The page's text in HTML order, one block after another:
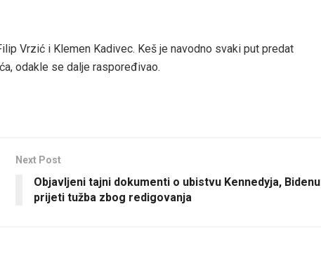
Vrzić i Klemen Kadivec. Keš je navodno svaki put predat
odakle se dalje raspoređivao.
Next Post
Objavljeni tajni dokumenti o ubistvu Kennedyja, Bidenu
prijeti tužba zbog redigovanja